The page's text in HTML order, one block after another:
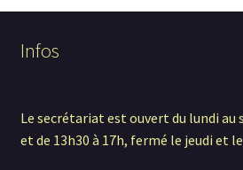
Infos
Le secrétariat est ouvert du lundi au
et de 13h30 à 17h, fermé le jeudi et